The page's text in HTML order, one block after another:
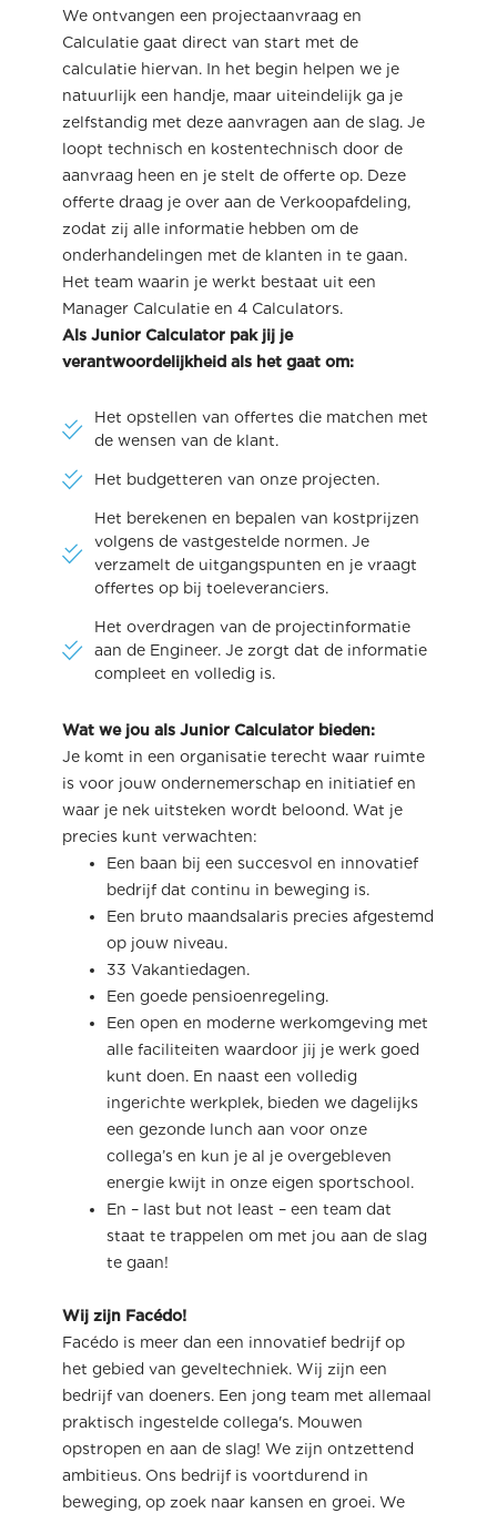
We ontvangen een projectaanvraag en
Calculatie gaat direct van start met de
calculatie hiervan. In het begin helpen we je
natuurlijk een handje, maar uiteindelijk ga je
zelfstandig met deze aanvragen aan de slag. Je
loopt technisch en kostentechnisch door de
aanvraag heen en je stelt de offerte op. Deze
offerte draag je over aan de Verkoopafdeling,
zodat zij alle informatie hebben om de
onderhandelingen met de klanten in te gaan.
Het team waarin je werkt bestaat uit een
Manager Calculatie en 4 Calculators.
Als Junior Calculator pak jij je
verantwoordelijkheid als het gaat om:
Het opstellen van offertes die matchen met
de wensen van de klant.
Het budgetteren van onze projecten.
Het berekenen en bepalen van kostprijzen
volgens de vastgestelde normen. Je
verzamelt de uitgangspunten en je vraagt
offertes op bij toeleveranciers.
Het overdragen van de projectinformatie
aan de Engineer. Je zorgt dat de informatie
compleet en volledig is.
Wat we jou als Junior Calculator bieden:
Je komt in een organisatie terecht waar ruimte
is voor jouw ondernemerschap en initiatief en
waar je nek uitsteken wordt beloond. Wat je
precies kunt verwachten:
Een baan bij een succesvol en innovatief
bedrijf dat continu in beweging is.
Een bruto maandsalaris precies afgestemd
op jouw niveau.
33 Vakantiedagen.
Een goede pensioenregeling.
Een open en moderne werkomgeving met
alle faciliteiten waardoor jij je werk goed
kunt doen. En naast een volledig
ingerichte werkplek, bieden we dagelijks
een gezonde lunch aan voor onze
collega’s en kun je al je overgebleven
energie kwijt in onze eigen sportschool.
En – last but not least – een team dat
staat te trappelen om met jou aan de slag
te gaan!
Wij zijn Facédo!
Facédo is meer dan een innovatief bedrijf op
het gebied van geveltechniek. Wij zijn een
bedrijf van doeners. Een jong team met allemaal
praktisch ingestelde collega's. Mouwen
opstropen en aan de slag! We zijn ontzettend
ambitieus. Ons bedrijf is voortdurend in
beweging, op zoek naar kansen en groei. We